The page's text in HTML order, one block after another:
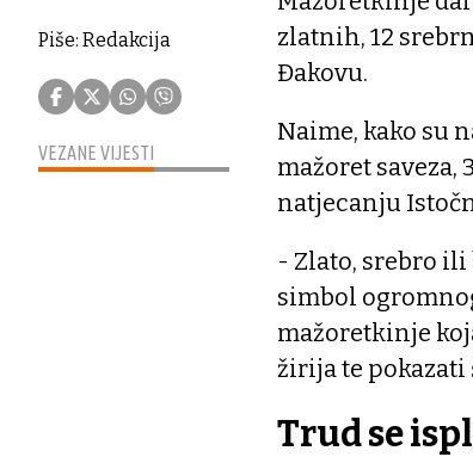
Piše: Redakcija
VEZANE VIJESTI
zlatnih, 12
Đakovu.
Naime, kako su
mažoret
natjecanju
- Zlato, srebro ili
simbol
mažoretkinje
žirija te pokazati
Trud se